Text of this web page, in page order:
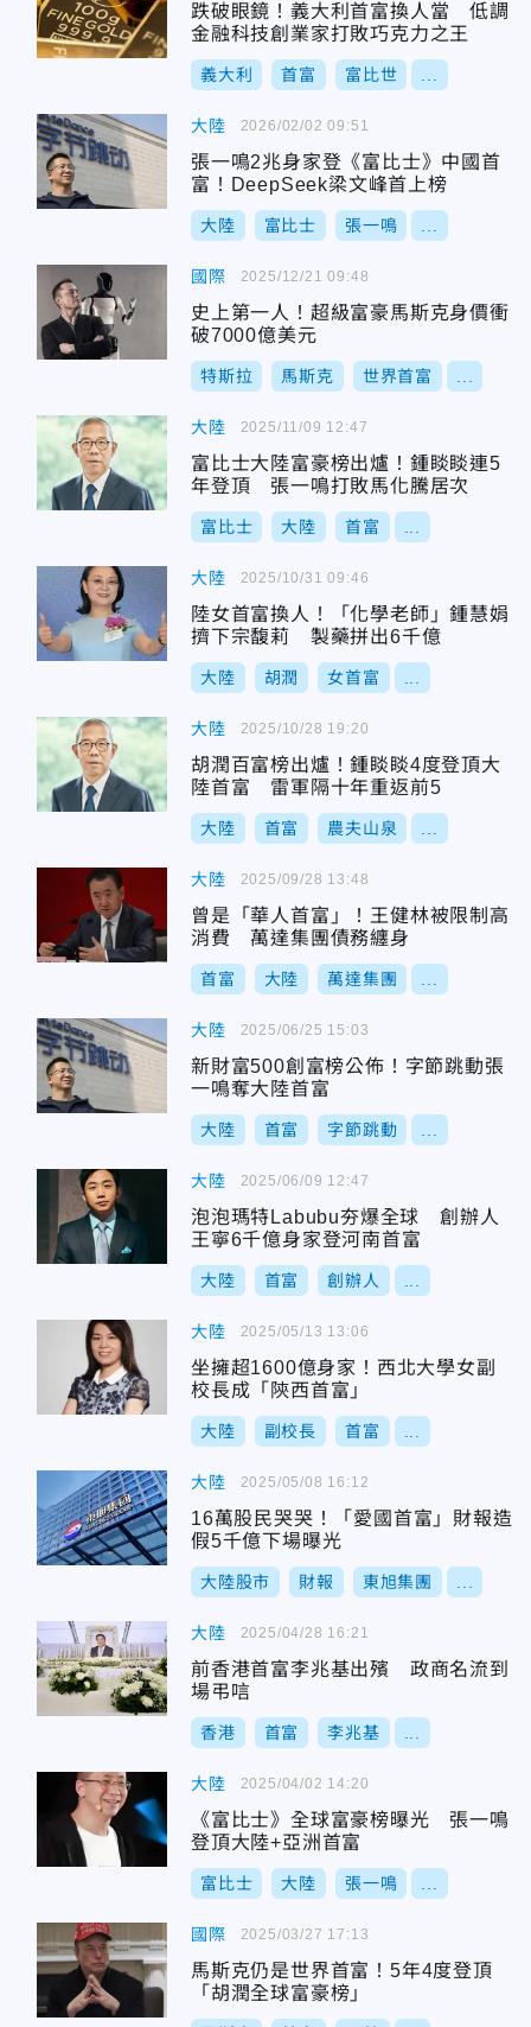
跌破眼鏡！義大利首富換人當 低調
金融科技創業家打敗巧克力之王
義大利 首富 富比世
大陸
張一鳴2兆身家登《富比士》中國首
富！DeepSeek梁文峰首上榜
大陸 富比士 張一鳴
2026/02/02 09:51
國際
史上第一人！超級富豪馬斯克身價衝
破7000億美元
特斯拉 馬斯克 世界首富
2025/12/21 09:48
大陸
富比士大陸富豪榜出爐！鍾睒睒連5
年登頂 張一鳴打敗馬化騰居次
富比士 大陸 首富
2025/11/09 12:47
大陸
陸女首富換人！「化學老師」鍾慧娟
擠下宗馥莉 製藥拼出6千億
大陸 胡潤 女首富
2025/10/31 09:46
大陸
胡潤百富榜出爐！鍾睒睒4度登頂大
陸首富 雷軍隔十年重返前5
大陸 首富 農夫山泉
2025/10/28 19:20
大陸
曾是「華人首富」！王健林被限制高
消費 萬達集團債務纏身
首富 大陸 萬達集團
2025/09/28 13:48
大陸
新財富500創富榜公佈！字節跳動張
一鳴奪大陸首富
大陸 首富 字節跳動
2025/06/25 15:03
大陸
泡泡瑪特Labubu夯爆全球 創辦人
王寧6千億身家登河南首富
大陸 首富 創辦人
2025/06/09 12:47
大陸
坐擁超1600億身家！西北大學女副
校長成「陝西首富」
大陸 副校長 首富
2025/05/13 13:06
大陸
16萬股民哭哭！「愛國首富」財報造
假5千億下場曝光
大陸股市 財報 東旭集團
2025/05/08 16:12
大陸
前香港首富李兆基出殯 政商名流到
場弔唁
香港 首富 李兆基
2025/04/28 16:21
大陸
《富比士》全球富豪榜曝光 張一鳴
登頂大陸+亞洲首富
富比士 大陸 張一鳴
2025/04/02 14:20
國際
馬斯克仍是世界首富！5年4度登頂
「胡潤全球富豪榜」
2025/03/27 17:13